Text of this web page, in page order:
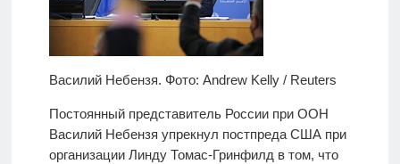
Василий Небензя. Фото: Andrew Kelly / Reuters
Постоянный представитель России при ООН
Василий Небензя упрекнул постпреда США при
организации Линду Томас-Гринфилд в том, что